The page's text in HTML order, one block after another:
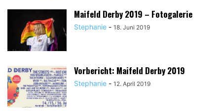
Maifeld Derby 2019 – Fotogalerie
Stephanie - 18. Juni 2019
Vorbericht: Maifeld Derby 2019
Stephanie - 12. April 2019